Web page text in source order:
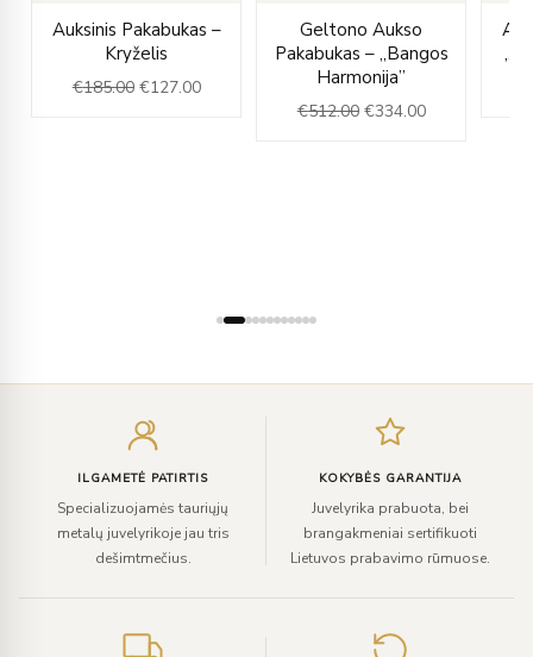
Auksinis Pakabukas –
Kryželis
€185.00
price
was:
€185.00.
€127.00
price
€127.00.
Geltono Aukso
Pakabukas – „Bangos
Harmonija”
€512.00
price
was:
€512.00.
€334.00
is:
ILGAMETĖ PATIRTIS
Specializuojamės tauriųjų
metalų juvelyrikoje jau tris
dešimtmečius.
KOKYBĖS GARANTIJA
Juvelyrika prabuota, bei
brangakmeniai sertifikuoti
Lietuvos prabavimo rūmuose.